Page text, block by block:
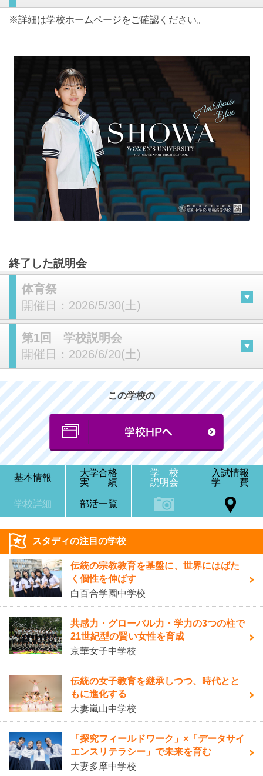
※詳細は学校ホームページをご確認ください。
終了した説明会
体育祭
開催日： 2026/5/30(土)
第1回 学校説明会
開催日： 2026/6/20(土)
この学校の
基本情報
大学合格
実 績
学 校
説明会
入試情報
学 費
学校詳細 部活一覧
スタディの注目の学校
伝統の宗教教育を基盤に、世界にはばた
く個性を伸ばす
白百合学園中学校
共感力・グローバル力・学力の3つの柱で
21世紀型の賢い女性を育成
京華女子中学校
伝統の女子教育を継承しつつ、時代とと
もに進化する
大妻嵐山中学校
「探究フィールドワーク」×「データサイ
エンスリテラシー」で未来を育む
大妻多摩中学校